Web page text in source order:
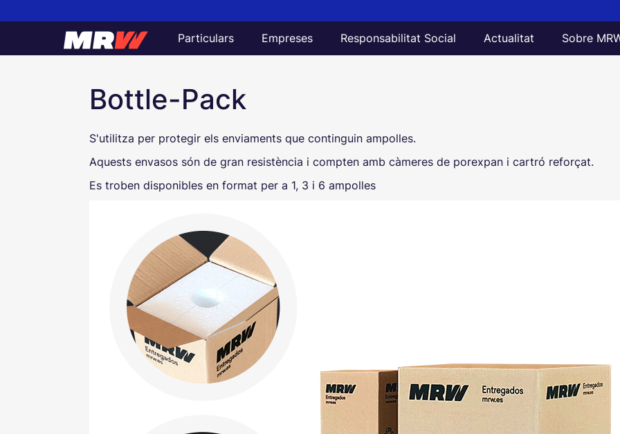
Particulars Empreses Responsabilitat Social Actualitat Sobre
Informació d'embalatges
Bottle-Pack
S'utilitza per protegir els enviaments que continguin ampolles.
Aquests envasos són de gran resistència i compten amb càmeres de porexpan i cartró reforçat.
Es troben disponibles en format per a 1, 3 i 6 ampolles